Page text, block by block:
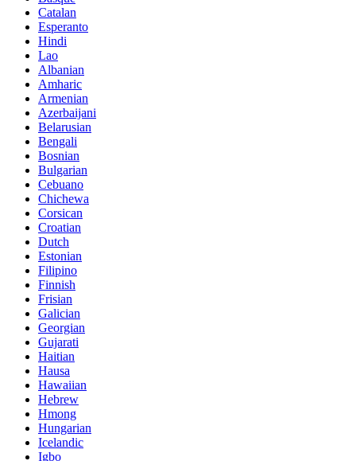
Catalan
Esperanto
Hindi
Lao
Albanian
Amharic
Armenian
Azerbaijani
Belarusian
Bengali
Bosnian
Bulgarian
Cebuano
Chichewa
Corsican
Croatian
Dutch
Estonian
Filipino
Finnish
Frisian
Galician
Georgian
Gujarati
Haitian
Hausa
Hawaiian
Hebrew
Hmong
Hungarian
Icelandic
Igbo